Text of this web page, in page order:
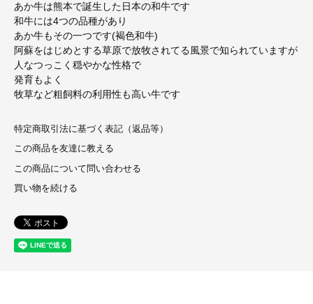
あか牛は熊本で誕生した日本の和牛です
和牛には4つの品種があり
あか牛もその一つです(褐色和牛)
阿蘇をはじめとする草原で放牧されてる風景で知られていますが
人なつっこく穏やかな性格で
発育もよく
牧草など粗飼料の利用性も高い牛です
特定商取引法に基づく表記（返品等）
この商品を友達に教える
この商品について問い合わせる
買い物を続ける